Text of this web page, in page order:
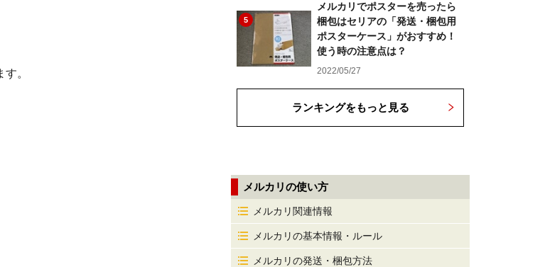
。
5
メルカリでポスターを売ったら
梱包はセリアの「発送・梱包用
ポスターケース」がおすすめ！
使う時の注意点は？
2022/05/27
ランキングをもっと見る
メルカリの使い方
メルカリ関連情報
メルカリの基本情報・ルール
メルカリの発送・梱包方法